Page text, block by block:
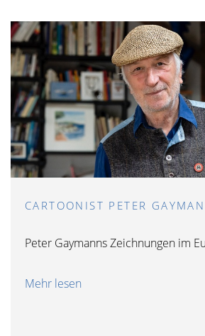
CARTOONIST PETER
Peter Gaymanns Zeichnungen im
Mehr lesen